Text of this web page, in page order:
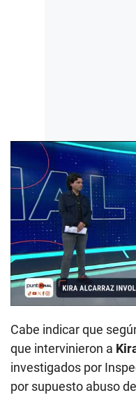
00:00/03:48
Cabe indicar que
que intervinieron a
investigados por
por supuesto abuso